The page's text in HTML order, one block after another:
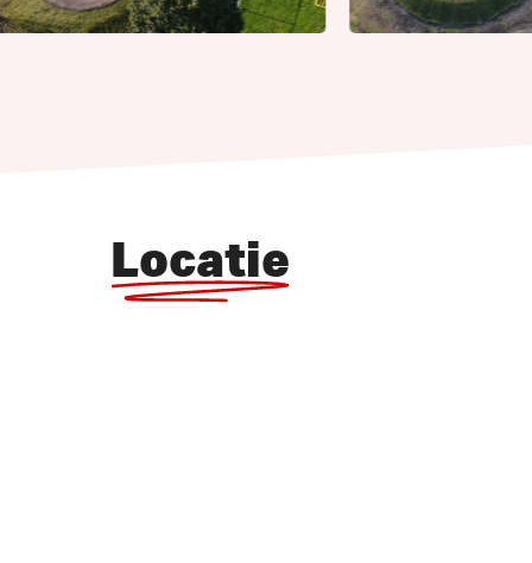
Locatie